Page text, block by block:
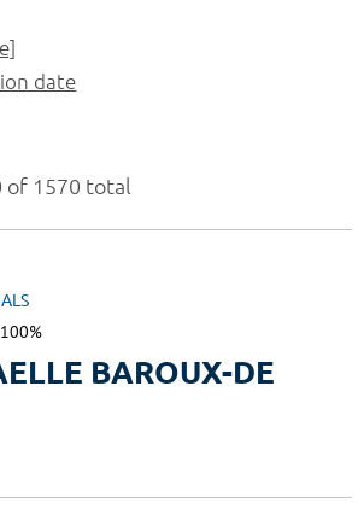
of 1570 total
100%
BAROUX-DE
date